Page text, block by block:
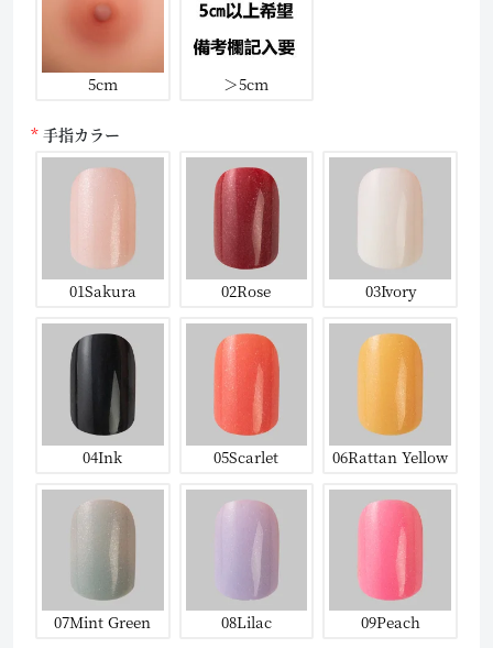
5cm ＞5cm
手指カラー
01Sakura 02Rose 03Ivory
04Ink 05Scarlet 06Rattan Yellow
07Mint Green 08Lilac 09Peach